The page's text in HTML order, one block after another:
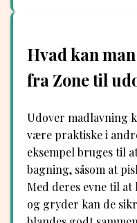
Hvad kan
fra Zone til
Udover madlavning
være praktiske i
eksempel bruges til
bagning, såsom at
Med deres evne til
og gryder kan de